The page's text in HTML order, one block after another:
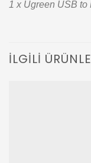
1 x Ugreen USB to
İLGILI